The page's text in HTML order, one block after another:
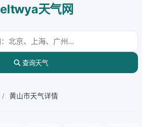
eltwya天气网
查询天气
/ 黄山市天气详情